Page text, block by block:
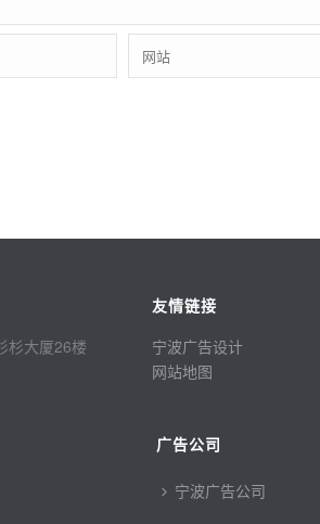
杉大厦26楼
友情链接
宁波广告设计
网站地图
广告公司
宁波广告公司